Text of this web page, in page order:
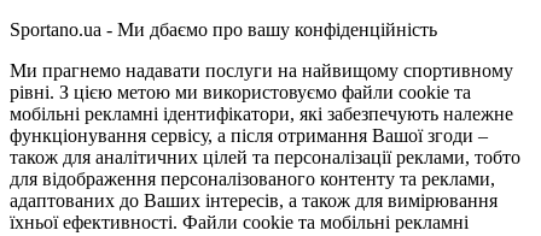
Sportano.ua - Ми дбаємо про вашу конфіденційність
Ми прагнемо надавати послуги на найвищому спортивному
рівні. З цією метою ми використовуємо файли cookie та
мобільні рекламні ідентифікатори, які забезпечують належне
функціонування сервісу, а після отримання Вашої згоди –
також для аналітичних цілей та персоналізації реклами, тобто
для відображення персоналізованого контенту та реклами,
адаптованих до Ваших інтересів, а також для вимірювання
їхньої ефективності. Файли cookie та мобільні рекламні